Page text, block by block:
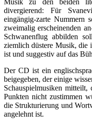
divergierend: Für
eingängig-zarte Nummern
zweimalig erscheinenden
Schwanenflug abbilden
ziemlich düstere Musik, die
ist und suggestiv auf das
Der CD ist ein
beigegeben, der einige
Schauspielmusiken
Punkten nicht zustimmen
die Strukturierung und
angelehnt ist.